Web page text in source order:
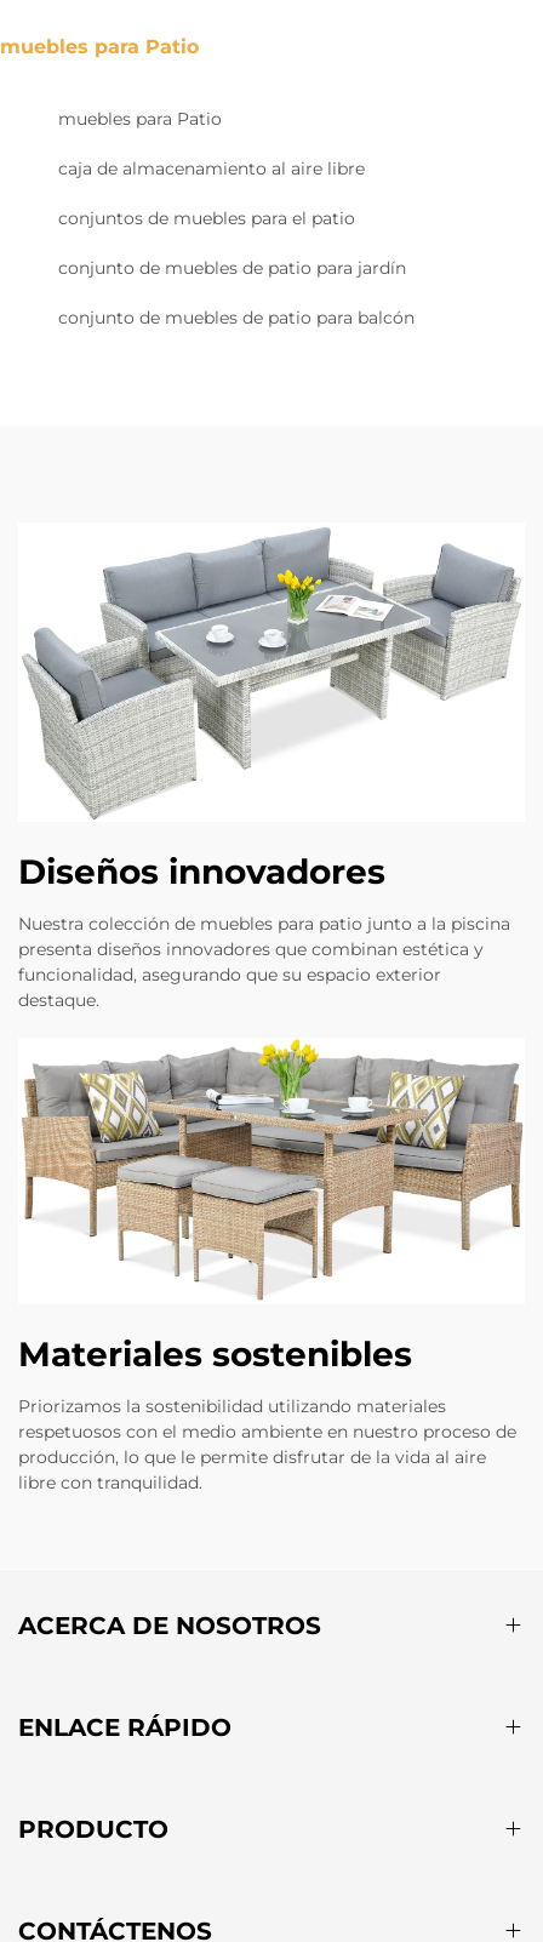
muebles para Patio
muebles para Patio
caja de almacenamiento al aire libre
conjuntos de muebles para el patio
conjunto de muebles de patio para jardín
conjunto de muebles de patio para balcón
Diseños innovadores
Nuestra colección de muebles para patio junto a la piscina
presenta diseños innovadores que combinan estética y
funcionalidad, asegurando que su espacio exterior
destaque.
Materiales sostenibles
Priorizamos la sostenibilidad utilizando materiales
respetuosos con el medio ambiente en nuestro proceso de
producción, lo que le permite disfrutar de la vida al aire
libre con tranquilidad.
ACERCA DE NOSOTROS
ENLACE RÁPIDO
PRODUCTO
CONTÁCTENOS